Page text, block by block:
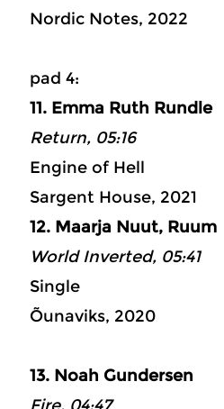
Nordic Notes, 2022
pad
11. Emma Ruth Rundle
Return, 05:16
Engine of Hell
Sargent House, 2021
12. Maarja Nuut, Ruum
World Inverted, 05:41
Single
Õunaviks, 2020
13. Noah Gundersen